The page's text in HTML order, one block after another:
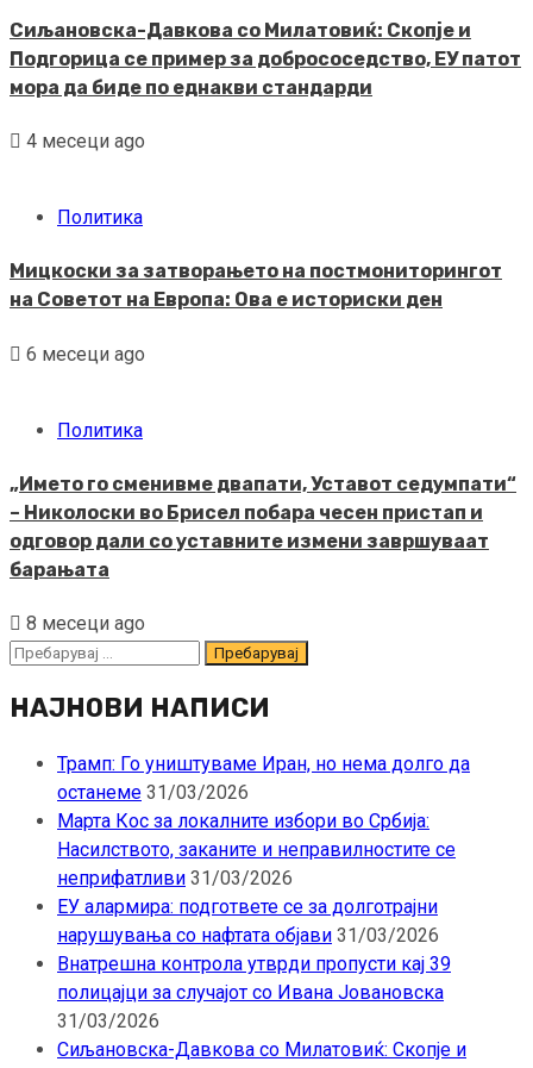
Сиљановска-Давкова со Милатовиќ: Скопје и
Подгорица се пример за добрососедство, ЕУ патот
мора да биде по еднакви стандарди
4 месеци ago
Политика
Мицкоски за затворањето на постмониторингот
на Советот на Европа: Ова е историски ден
6 месеци ago
Политика
„Името го сменивме двапати, Уставот седумпати“
– Николоски во Брисел побара чесен пристап и
одговор дали со уставните измени завршуваат
барањата
8 месеци ago
Пребарувај
НАЈНОВИ НАПИСИ
Трамп: Го уништуваме Иран, но нема долго да
останеме 31/03/2026
Марта Кос за локалните избори во Србија:
Насилството, заканите и неправилностите се
неприфатливи 31/03/2026
ЕУ алармира: подгответе се за долготрајни
нарушувања со нафтата објави 31/03/2026
Внатрешна контрола утврди пропусти кај 39
полицајци за случајот со Ивана Јовановска
31/03/2026
Сиљановска-Давкова со Милатовиќ: Скопје и